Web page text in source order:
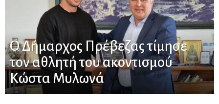
O Δήμαρχος Πρέβεζας τίμησε
τον αθλητή του ακοντισμού
Κώστα Μυλωνά